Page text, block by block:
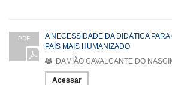
PDF
A NECESSIDADE DA DIDÁTICA
PAÍS MAIS HUMANIZADO
DAMIÃO CAVALCANTE DO
Acessar